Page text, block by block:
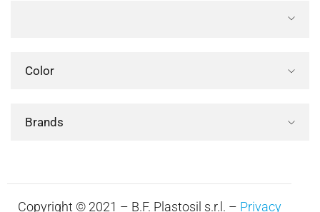
Color
Brands
Copyright © 2021 – B.F. Plastosil s.r.l. – Privacy